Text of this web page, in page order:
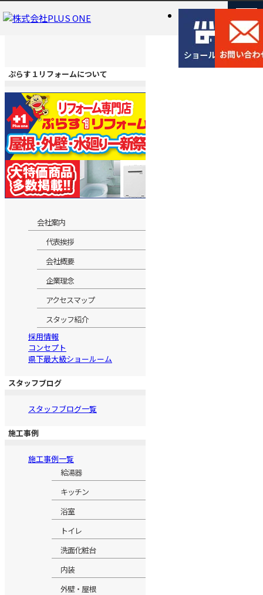
ぷらす１リフォームについて
会社案内
代表挨拶
会社概要
企業理念
アクセスマップ
スタッフ紹介
採用情報
コンセプト
県下最大級ショールーム
スタッフブログ
スタッフブログ一覧
施工事例
施工事例一覧
給湯器
キッチン
浴室
トイレ
洗面化粧台
内装
外壁・屋根